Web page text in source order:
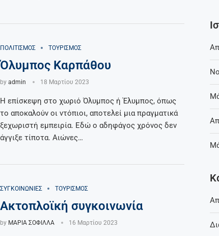
ΠΟΛΙΤΙΣΜΌΣ ΤΟΥΡΙΣΜΌΣ
Όλυμπος Καρπάθου
by admin 18 Μαρτίου 2023
Η επίσκεψη στο χωριό Όλυμπος ή Έλυμπος, όπως
το αποκαλούν οι ντόπιοι, αποτελεί μια πραγματικά
ξεχωριστή εμπειρία. Εδώ ο αδηφάγος χρόνος δεν
άγγιξε τίποτα. Αιώνες…
ΣΥΓΚΟΙΝΩΝΊΕΣ ΤΟΥΡΙΣΜΌΣ
Ακτοπλοϊκή συγκοινωνία
by ΜΑΡΙΑ ΣΟΦΙΛΛΑ 16 Μαρτίου 2023